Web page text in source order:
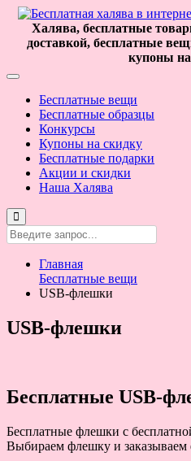
Халява, бесплатные
доставкой, бесплатные
купоны
Бесплатные вещи
Бесплатные образцы
Конкурсы
Купоны на скидку
Бесплатные подарки
Акции и скидки
Наша Халява
Главная
Бесплатные вещи
USB-флешки
USB-флешки
Бесплатные USB-
Бесплатные флешки с
Выбираем флешку и заказываем